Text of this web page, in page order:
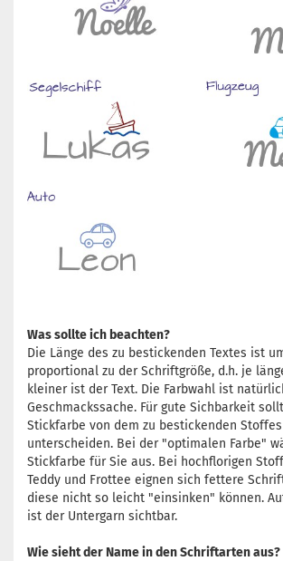
Was sollte ich beachten?
Die Länge des zu bestickenden Textes ist
proportional zu der Schriftgröße, d.h. je
kleiner ist der Text. Die Farbwahl ist
Geschmackssache. Für gute Sichbarkeit
Stickfarbe von dem zu bestickenden
unterscheiden. Bei der "optimalen Farbe"
Stickfarbe für Sie aus. Bei hochflorigen
Teddy und Frottee eignen sich fettere
diese nicht so leicht "einsinken" können.
ist der Untergarn sichtbar.
Wie sieht der Name in den Schriftarten aus?